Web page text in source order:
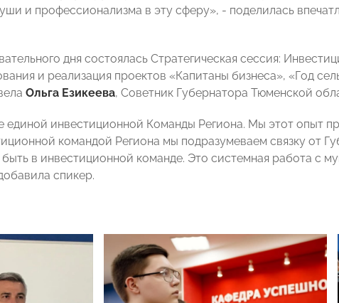
и профессионализма в эту сферу», - поделилась
дня состоялась Стратегическая сессия:
и реализация проектов «Капитаны бизнеса», «Год
Ольга Езикеева, Советник Губернатора Тюменской
единой инвестиционной Команды Региона. Мы этот опыт
командой Региона мы подразумеваем связку от
в инвестиционной команде. Это системная работа с
спикер.